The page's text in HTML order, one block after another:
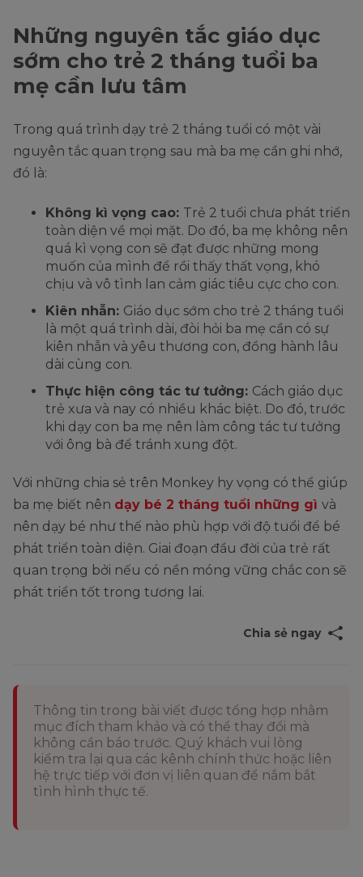
Những nguyên tắc giáo dục
sớm cho trẻ 2 tháng tuổi ba
mẹ cần lưu tâm
Trong quá trình dạy trẻ 2 tháng tuổi có một vài
nguyên tắc quan trọng sau mà ba mẹ cần ghi nhớ,
đó là:
Không kì vọng cao: Trẻ 2 tuổi chưa phát triển
toàn diện về mọi mặt. Do đó, ba mẹ không nên
quá kì vọng con sẽ đạt được những mong
muốn của mình để rồi thấy thất vọng, khó
chịu và vô tình lan cảm giác tiêu cực cho con.
Kiên nhẫn: Giáo dục sớm cho trẻ 2 tháng tuổi
là một quá trình dài, đòi hỏi ba mẹ cần có sự
kiên nhẫn và yêu thương con, đồng hành lâu
dài cùng con.
Thực hiện công tác tư tưởng: Cách giáo dục
trẻ xưa và nay có nhiều khác biệt. Do đó, trước
khi dạy con ba mẹ nên làm công tác tư tưởng
với ông bà để tránh xung đột.
Với những chia sẻ trên Monkey hy vọng có thể giúp
ba mẹ biết nên dạy bé 2 tháng tuổi những gì và
nên dạy bé như thế nào phù hợp với độ tuổi để bé
phát triển toàn diện. Giai đoạn đầu đời của trẻ rất
quan trọng bởi nếu có nền móng vững chắc con sẽ
phát triển tốt trong tương lai.
Chia sẻ ngay
Thông tin trong bài viết được tổng hợp nhằm
mục đích tham khảo và có thể thay đổi mà
không cần báo trước. Quý khách vui lòng
kiểm tra lại qua các kênh chính thức hoặc liên
hệ trực tiếp với đơn vị liên quan để nắm bắt
tình hình thực tế.